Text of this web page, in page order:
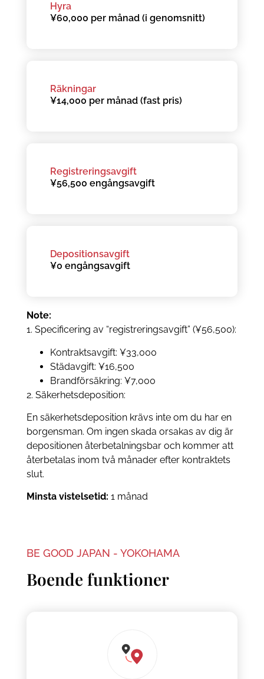
Hyra
¥60,000 per månad (i genomsnitt)
Räkningar
¥14,000 per månad (fast pris)
Registreringsavgift
¥56,500 engångsavgift
Depositionsavgift
¥0 engångsavgift
Note:
1. Specificering av “registreringsavgift” (¥56,500):
Kontraktsavgift: ¥33,000
Städavgift: ¥16,500
Brandförsäkring: ¥7,000
2. Säkerhetsdeposition:
En säkerhetsdeposition krävs inte om du har en
borgensman. Om ingen skada orsakas av dig är
depositionen återbetalningsbar och kommer att
återbetalas inom två månader efter kontraktets
slut.
Minsta vistelsetid: 1 månad
BE GOOD JAPAN - YOKOHAMA
Boende funktioner